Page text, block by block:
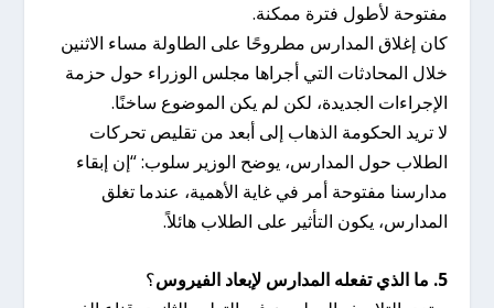
مفتوحة لأطول فترة ممكنة.
كان إغلاق المدارس مطروحًا على الطاولة مساء الاثنين
خلال المحادثات التي أجراها مجلس الوزراء حول حزمة
الإجراءات الجديدة، لكن لم يكن الموضوع ساخنًا.
لا تريد الحكومة الذهاب إلى أبعد من تقليص تحركات
الطلاب حول المدارس، يوضح الوزير سلوب: “إن إبقاء
مدارسنا مفتوحة أمر في غاية الأهمية، عندما تغلق
المدارس، يكون التأثير على الطلاب هائلاً.
5. ما الذي تفعله المدارس لإبعاد الفيروس
؟